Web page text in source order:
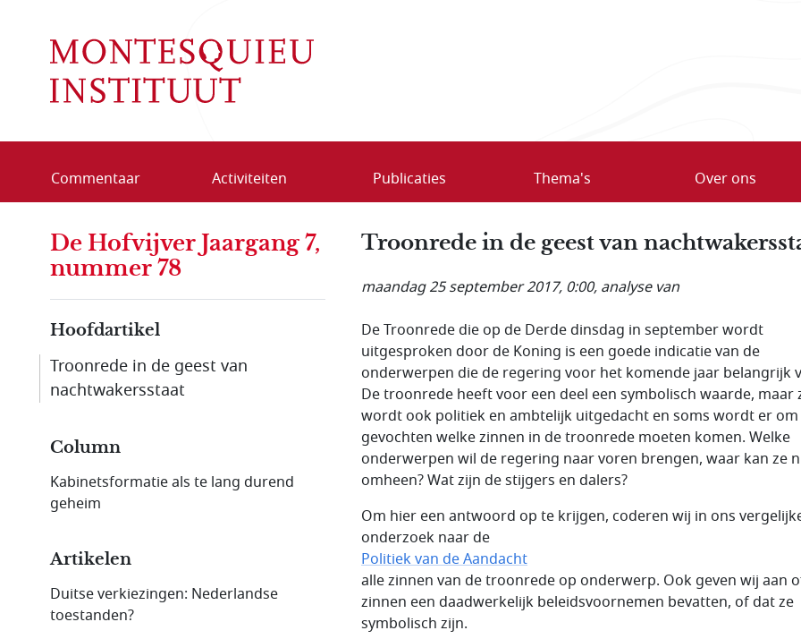
Commentaar Activiteiten Publicaties Thema's Over ons
Troonrede in de geest van
maandag 25 september 2017, 0:00, analyse van
De Troonrede die op de Derde dinsdag in september wordt
uitgesproken door de Koning is een goede indicatie van de
onderwerpen die de regering voor het komende jaar belangrijk
De troonrede heeft voor een deel een symbolisch waarde, maar
wordt ook politiek en ambtelijk uitgedacht en soms wordt er om
gevochten welke zinnen in de troonrede moeten komen. Welke
onderwerpen wil de regering naar voren brengen, waar kan ze
omheen? Wat zijn de stijgers en dalers?
Om hier een antwoord op te krijgen, coderen wij in ons
onderzoek naar de
Politiek van de Aandacht
alle zinnen van de troonrede op onderwerp. Ook geven wij aan
zinnen een daadwerkelijk beleidsvoornemen bevatten, of dat ze
symbolisch zijn.
De Hofvijver Jaargang 7,
nummer 78
Hoofdartikel
Troonrede in de geest van
nachtwakersstaat
Column
Kabinetsformatie als te lang durend
geheim
Artikelen
Duitse verkiezingen: Nederlandse
toestanden?